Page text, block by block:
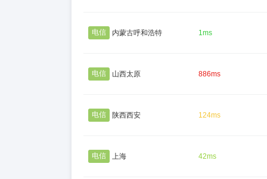
电信 内蒙古呼和浩特 1ms
电信 山西太原 886ms
电信 陕西西安 124ms
电信 上海 42ms